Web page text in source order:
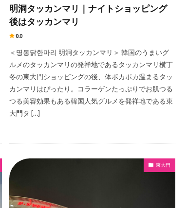
明洞タッカンマリ｜ナイトショッピング
後はタッカンマリ
0.0
＜명동닭한마리 明洞タッカンマリ＞ 韓国のうまいグ
ルメのタッカンマリの発祥地であるタッカンマリ横丁
冬の東大門ショッピングの後、体ポカポカ温まるタッ
カンマリはぴったり。コラーゲンたっぷりでお肌つる
つる美容効果もある韓国人気グルメを発祥地である東
大門タ […]
東大門